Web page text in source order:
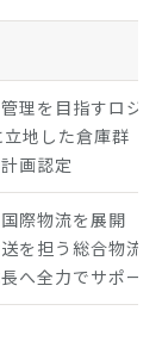
理を目指すロジ
地した倉庫群
画認定
際物流を展開
を担う総合物流
へ全力でサポート